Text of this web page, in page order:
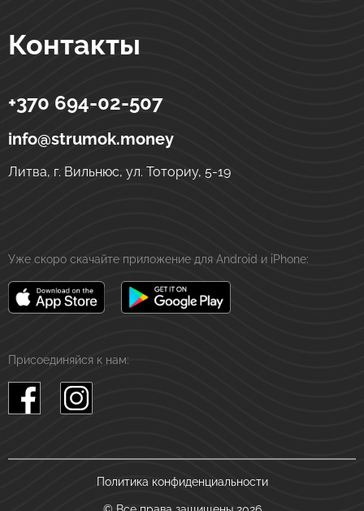
Контакты
Strumok
Денежные переводы в Украине
ул. Тоториу, 5-19
+370 694-02-507
info@strumok.money
Литва, г. Вильнюс, ул. Тоториу, 5-19
Уже скоро скачайте приложение для Android и iPhone:
Присоединяйся к нам:
Политика конфиденциальности